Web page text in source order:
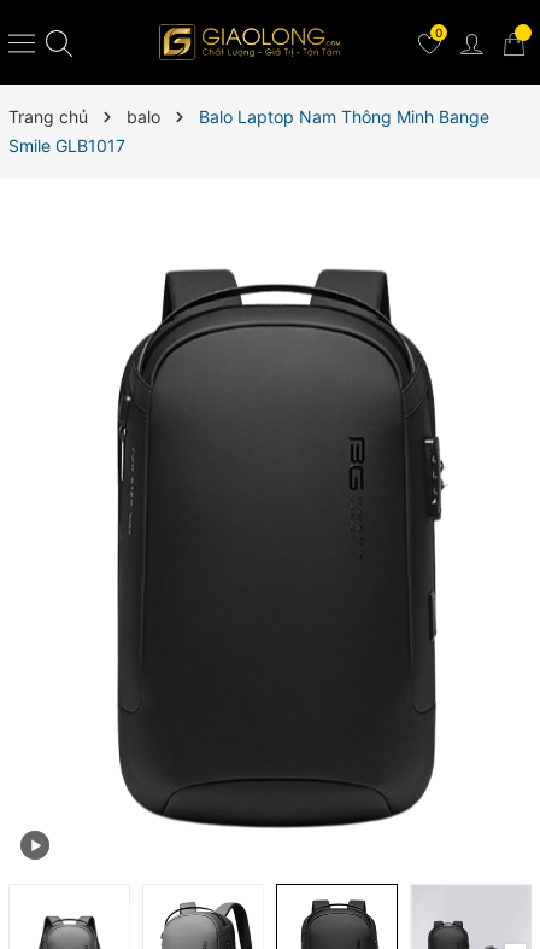
0
Trang chủ balo
Balo Laptop Nam Thông Minh Bange
Smile GLB1017